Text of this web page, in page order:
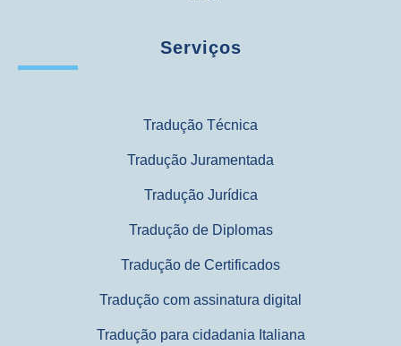
Serviços
Tradução Técnica
Tradução Juramentada
Tradução Jurídica
Tradução de Diplomas
Tradução de Certificados
Tradução com assinatura digital
Tradução para cidadania Italiana